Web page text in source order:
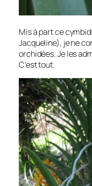
Mis à part ce
Jacqueline), je ne
orchidées. Je les
C’est tout.